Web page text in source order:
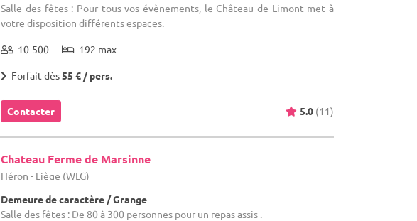
Salle des fêtes : Pour tous vos évènements, le Château de Limont met à
votre disposition différents espaces.
10-500 192 max
Forfait dès55 € / pers.
Contacter 5.0 (11)
Chateau Ferme de Marsinne
Héron - Liège (WLG)
Demeure de caractère / Grange
Salle des fêtes : De 80 à 300 personnes pour un repas assis .